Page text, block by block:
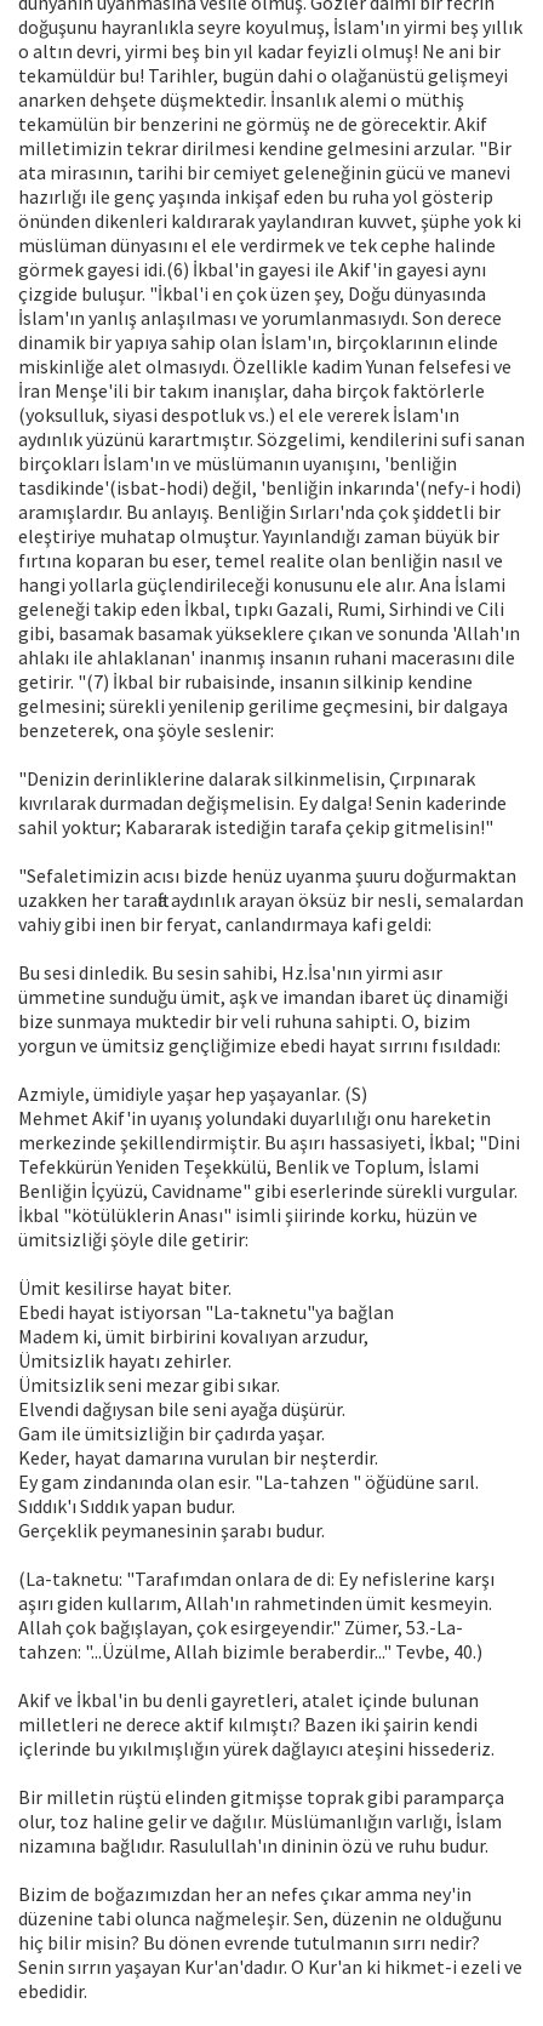
doğuşunu hayranlıkla seyre koyulmuş, İslam'ın yirmi beş yıllık
o altın devri, yirmi beş bin yıl kadar feyizli olmuş! Ne ani bir
tekamüldür bu! Tarihler, bugün dahi o olağanüstü gelişmeyi
anarken dehşete düşmektedir. İnsanlık alemi o müthiş
tekamülün bir benzerini ne görmüş ne de görecektir. Akif
milletimizin tekrar dirilmesi kendine gelmesini arzular. "Bir
ata mirasının, tarihi bir cemiyet geleneğinin gücü ve manevi
hazırlığı ile genç yaşında inkişaf eden bu ruha yol gösterip
önünden dikenleri kaldırarak yaylandıran kuvvet, şüphe yok ki
müslüman dünyasını el ele verdirmek ve tek cephe halinde
görmek gayesi idi.(6) İkbal'in gayesi ile Akif'in gayesi aynı
çizgide buluşur. "İkbal'i en çok üzen şey, Doğu dünyasında
İslam'ın yanlış anlaşılması ve yorumlanmasıydı. Son derece
dinamik bir yapıya sahip olan İslam'ın, birçoklarının elinde
miskinliğe alet olmasıydı. Özellikle kadim Yunan felsefesi ve
İran Menşe'ili bir takım inanışlar, daha birçok faktörlerle
(yoksulluk, siyasi despotluk vs.) el ele vererek İslam'ın
aydınlık yüzünü karartmıştır. Sözgelimi, kendilerini sufi sanan
birçokları İslam'ın ve müslümanın uyanışını, 'benliğin
tasdikinde'(isbat-hodi) değil, 'benliğin inkarında'(nefy-i hodi)
aramışlardır. Bu anlayış. Benliğin Sırları'nda çok şiddetli bir
eleştiriye muhatap olmuştur. Yayınlandığı zaman büyük bir
fırtına koparan bu eser, temel realite olan benliğin nasıl ve
hangi yollarla güçlendirileceği konusunu ele alır. Ana İslami
geleneği takip eden İkbal, tıpkı Gazali, Rumi, Sirhindi ve Cili
gibi, basamak basamak yükseklere çıkan ve sonunda 'Allah'ın
ahlakı ile ahlaklanan' inanmış insanın ruhani macerasını dile
getirir. "(7) İkbal bir rubaisinde, insanın silkinip kendine
gelmesini; sürekli yenilenip gerilime geçmesini, bir dalgaya
benzeterek, ona şöyle seslenir:
"Denizin derinliklerine dalarak silkinmelisin, Çırpınarak
kıvrılarak durmadan değişmelisin. Ey dalga! Senin kaderinde
sahil yoktur; Kabararak istediğin tarafa çekip gitmelisin!"
"Sefaletimizin acısı bizde henüz uyanma şuuru doğurmaktan
uzakken her tarafta aydınlık arayan öksüz bir nesli, semalardan
vahiy gibi inen bir feryat, canlandırmaya kafi geldi:
Bu sesi dinledik. Bu sesin sahibi, Hz.İsa'nın yirmi asır
ümmetine sunduğu ümit, aşk ve imandan ibaret üç dinamiği
bize sunmaya muktedir bir veli ruhuna sahipti. O, bizim
yorgun ve ümitsiz gençliğimize ebedi hayat sırrını fısıldadı:
Azmiyle, ümidiyle yaşar hep yaşayanlar. (S)
Mehmet Akif'in uyanış yolundaki duyarlılığı onu hareketin
merkezinde şekillendirmiştir. Bu aşırı hassasiyeti, İkbal; "Dini
Tefekkürün Yeniden Teşekkülü, Benlik ve Toplum, İslami
Benliğin İçyüzü, Cavidname" gibi eserlerinde sürekli vurgular.
İkbal "kötülüklerin Anası" isimli şiirinde korku, hüzün ve
ümitsizliği şöyle dile getirir:
Ümit kesilirse hayat biter.
Ebedi hayat istiyorsan "La-taknetu"ya bağlan
Madem ki, ümit birbirini kovalıyan arzudur,
Ümitsizlik hayatı zehirler.
Ümitsizlik seni mezar gibi sıkar.
Elvendi dağıysan bile seni ayağa düşürür.
Gam ile ümitsizliğin bir çadırda yaşar.
Keder, hayat damarına vurulan bir neşterdir.
Ey gam zindanında olan esir. "La-tahzen " öğüdüne sarıl.
Sıddık'ı Sıddık yapan budur.
Gerçeklik peymanesinin şarabı budur.
(La-taknetu: "Tarafımdan onlara de di: Ey nefislerine karşı
aşırı giden kullarım, Allah'ın rahmetinden ümit kesmeyin.
Allah çok bağışlayan, çok esirgeyendir." Zümer, 53.-La-
tahzen: "...Üzülme, Allah bizimle beraberdir..." Tevbe, 40.)
Akif ve İkbal'in bu denli gayretleri, atalet içinde bulunan
milletleri ne derece aktif kılmıştı? Bazen iki şairin kendi
içlerinde bu yıkılmışlığın yürek dağlayıcı ateşini hissederiz.
Bir milletin rüştü elinden gitmişse toprak gibi paramparça
olur, toz haline gelir ve dağılır. Müslümanlığın varlığı, İslam
nizamına bağlıdır. Rasulullah'ın dininin özü ve ruhu budur.
Bizim de boğazımızdan her an nefes çıkar amma ney'in
düzenine tabi olunca nağmeleşir. Sen, düzenin ne olduğunu
hiç bilir misin? Bu dönen evrende tutulmanın sırrı nedir?
Senin sırrın yaşayan Kur'an'dadır. O Kur'an ki hikmet-i ezeli ve
ebedidir.